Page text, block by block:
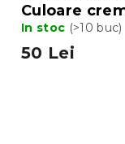
Culoare
In stoc (>10 buc)
50 Lei